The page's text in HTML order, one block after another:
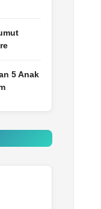
5 Anak